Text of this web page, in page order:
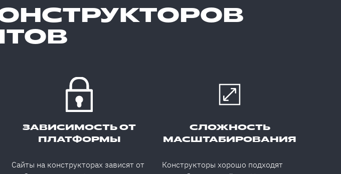
ЗАВИСИМОСТЬ ОТ
ПЛАТФОРМЫ
Сайты на конструкторах зависят от
СЛОЖНОСТЬ
МАСШТАБИРОВАНИЯ
Конструкторы хорошо подходят